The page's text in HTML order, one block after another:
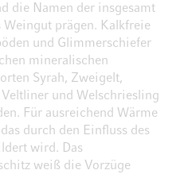
die Namen der insgesamt
Weingut prägen. Kalkfreie
und Glimmerschiefer
mineralischen
Syrah, Zweigelt,
und Welschriesling
Für ausreichend Wärme
durch den Einfluss des
wird. Das
weiß die Vorzüge